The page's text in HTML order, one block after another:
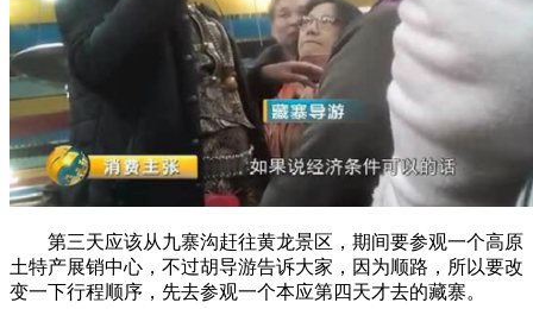
第三天应该从九寨沟赶往黄龙景区，期间要参观一个高原
土特产展销中心，不过胡导游告诉大家，因为顺路，所以要改
变一下行程顺序，先去参观一个本应第四天才去的藏寨。